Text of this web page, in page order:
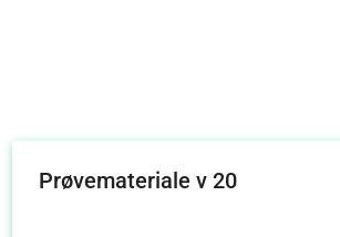
Prøvemateriale v 20